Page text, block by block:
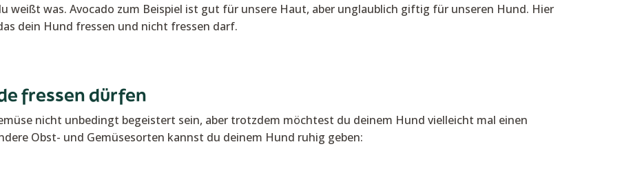
weißt was. Avocado zum Beispiel ist gut für unsere Haut, aber unglaublich giftig für unseren Hund. Hier
dein Hund fressen und nicht fressen darf.
fressen dürfen
nicht unbedingt begeistert sein, aber trotzdem möchtest du deinem Hund vielleicht mal einen
Obst- und Gemüsesorten kannst du deinem Hund ruhig geben: